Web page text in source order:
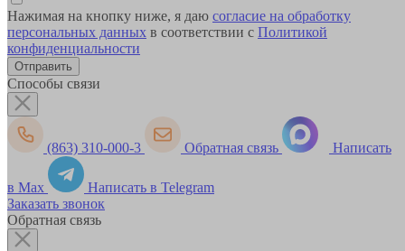
Нажимая на кнопку ниже, я даю согласие на обработку
персональных данных в соответствии с Политикой
конфиденциальности
Способы связи
(863) 310-000-3 Обратная связь Написать
в Max
Написать в Telegram
Заказать звонок
Обратная связь